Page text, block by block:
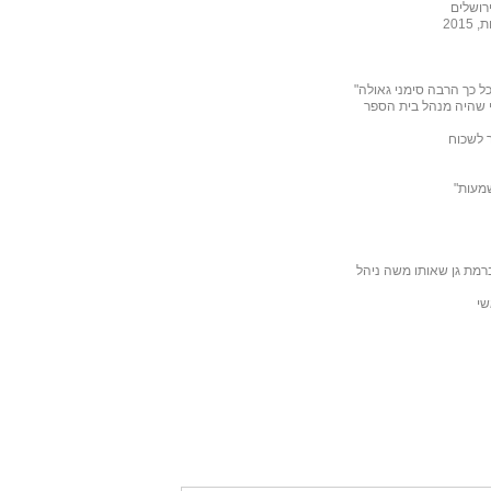
כך הרבה סימני גאולה"
מנהל בית הספר
לשכוח
גן שאותו משה ניהל